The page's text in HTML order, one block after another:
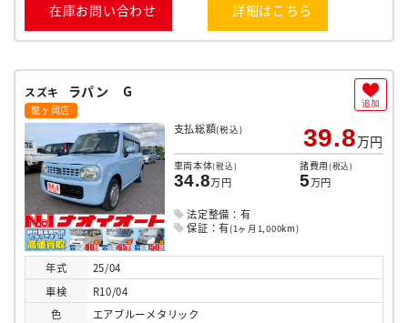
在庫お問い合わせ 詳細はこちら
スズキ ラパン G
龍ヶ岡店
支払総額(税込) 39.8万円
車両本体(税込)
34.8万円
諸費用(税込)
5万円
法定整備：有
保証：有(1ヶ月1,000km)
年式
25/04
車検
R10/04
色
エアブルーメタリック
追加